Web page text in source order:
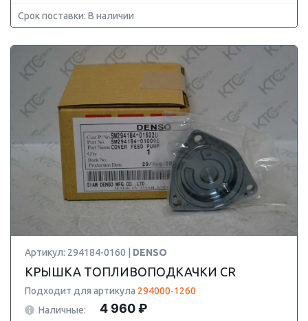
Срок поставки: В наличии
Артикул: 294184-0160 | DENSO
КРЫШКА ТОПЛИВОПОДКАЧКИ CR
Подходит для артикула 294000-1260
Наличные:
4 960 ₽